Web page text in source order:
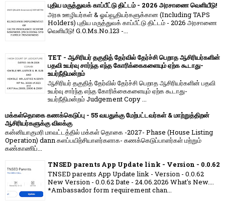
புதிய மருத்துவக் காப்பீட்டு திட்டம் - 2026 அரசாணை வெளியீடு!
அரசு ஊழியர்கள் & ஓய்வூதியர்களுக்கான (Including TAPS
Holders) புதிய மருத்துவக் காப்பீட்டு திட்டம் - 2026 அரசாணை
வெளியீடு! G.O.Ms.No.123 -...
TET - ஆசிரியர் தகுதித் தேர்வில் தேர்ச்சி பெறாத ஆசிரியர்களின்
பதவி உயர்வு சார்ந்த எந்த கோரிக்கைகளையும் ஏற்க கூடாது-
உயர்நீதிமன்றம்
ஆசிரியர் தகுதித் தேர்வில் தேர்ச்சி பெறாத ஆசிரியர்களின் பதவி
உயர்வு சார்ந்த எந்த கோரிக்கைகளையும் ஏற்க கூடாது-
உயர்நீதிமன்றம் Judgement Copy ...
மக்கள்தொகை கணக்கெடுப்பு - 55 வயதுக்கு மேற்பட்டவர்கள் & மாற்றுத்திறன்
ஆசிரியர்களுக்கு விலக்கு
கன்னியாகுமரி மாவட்டத்தில் மக்கள் தொகை -2027- Phase (House Listing
Operation) dann களப்பயிற்சியாளர்களாக- கணக்கெடுப்பாளர்கள் மற்றும்
கண்காணிப்...
TNSED parents App Update link - Version - 0.0.62
TNSED parents App Update link - Version - 0.0.62
New Version - 0.0.62 Date - 24.06.2026 What's New....
*Ambassador form requirement chan...